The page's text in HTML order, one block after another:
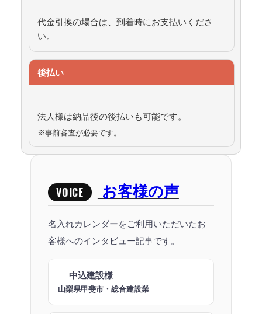
代金引換の場合は、到着時にお支払いくださ
い。
後払い
法人様は納品後の後払いも可能です。
※事前審査が必要です。
VOICE お客様の声
名入れカレンダーをご利用いただいたお
客様へのインタビュー記事です。
中込建設様
山梨県甲斐市・総合建設業